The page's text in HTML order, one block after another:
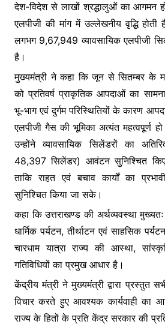
देश-विदेश से लाखों श्रद्धालुओं का आगमन
एलपीजी की मांग में उल्लेखनीय वृद्धि
लगभग 9,67,949 व्यावसायिक एलपीजी
है।
मुख्यमंत्री ने कहा कि जून से सितम्बर के
को प्रतिवर्ष प्राकृतिक आपदाओं का
भू-भाग एवं दुर्गम परिस्थितियों के कारण
एलपीजी गैस की भूमिका अत्यंत महत्वपूर्ण
उन्होंने व्यावसायिक सिलेंडरों का
48,397 सिलेंडर) आवंटन सुनिश्चित
ताकि राहत एवं बचाव कार्यों का
सुनिश्चित किया जा सके।
कहा कि उत्तराखण्ड की अर्थव्यवस्था
धार्मिक पर्यटन, तीर्थाटन एवं साहसिक
चारधाम यात्रा राज्य की आस्था,
गतिविधियों का प्रमुख आधार है।
केंद्रीय मंत्री ने मुख्यमंत्री द्वारा प्रस्तुत
विचार करते हुए आवश्यक कार्यवाही का
राज्य के हितों के प्रति केंद्र सरकार की